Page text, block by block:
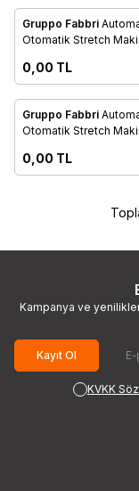
Favorilere Ekle
Gruppo Fabbri
Otomatik Stretch
0,00 TL
Favorilere Ekle
Gruppo Fabbri
Otomatik Stretch
0,00 TL
Kampanya ve
Kayıt Ol
KVKK